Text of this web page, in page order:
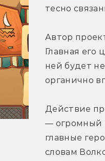
тесно
Автор
Главная его
ней будет
органично
Действие
— огромный
главные
словам